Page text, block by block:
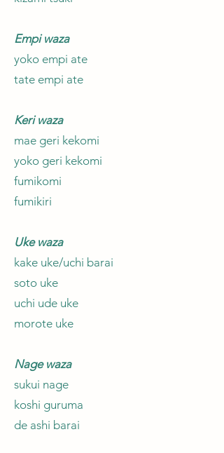
Empi waza
yoko empi ate
tate empi ate
Keri waza
mae geri kekomi
yoko geri kekomi
fumikomi
fumikiri
Uke waza
kake uke/uchi barai
soto uke
uchi ude uke
morote uke
Nage waza
sukui nage
koshi guruma
de ashi barai